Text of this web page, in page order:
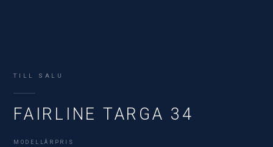
TILL SALU
FAIRLINE TARGA 34
MODELLÅR PRIS